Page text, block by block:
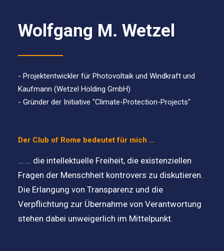
Wolfgang M. Wetzel
- Projektentwickler für Photovoltaik und Windkraft und
Kaufmann (Wetzel Holding GmbH)
- Gründer der Initiative "Climate-Protection-Projects"
Der Club of Rome bedeutet für mich …
… … die intellektuelle Freiheit, die existenziellen
Fragen der Menschheit kontrovers zu diskutieren.
Die Erlangung von Transparenz und die
Verpflichtung zur Übernahme von Verantwortung
stehen dabei unweigerlich im Mittelpunkt.